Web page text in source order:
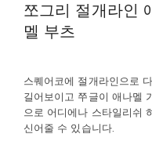
쪼그리 절개라인
멜 부츠
스퀘어코에 절개라인으로
길어보이고 쭈글이 애나멜
으로 어디에나 스타일리쉬
신어줄 수 있습니다.